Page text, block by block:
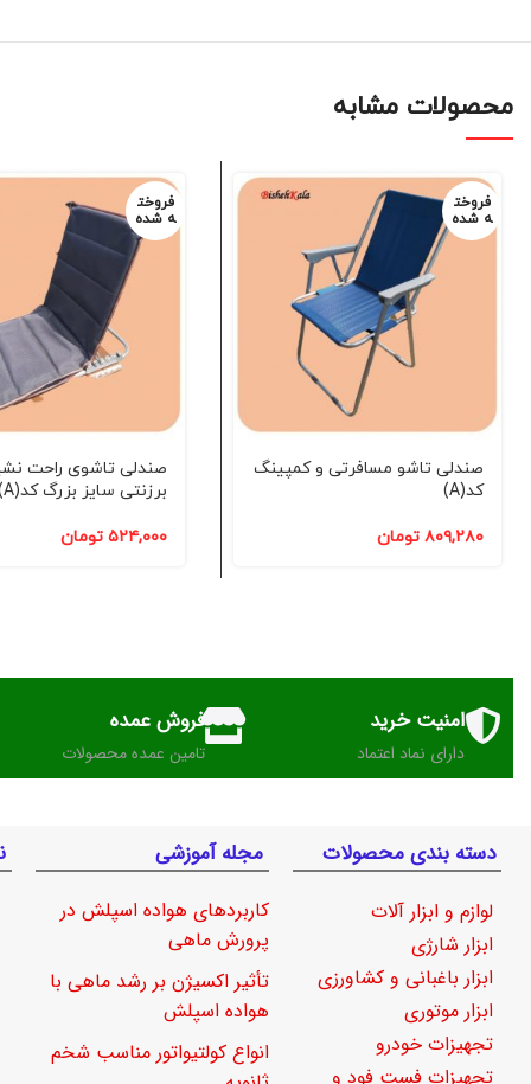
محصولات مشابه
فروخت
ه شده
صندلی تاشو مسافرتی و کمپینگ
کد(A)
۸۰۹,۲۸۰ تومان
فروخت
ه شده
صندلی تاشوی راحت
برزنتی سایز بزرگ کد(A)
۵۲۴,۰۰۰ تومان
امنیت خرید
دارای نماد اعتماد
فروش عمده
تامین عمده محصولات
دسته بندی محصولات
لوازم و ابزار آلات
ابزار شارژی
ابزار باغبانی و کشاورزی
ابزار موتوری
تجهیزات خودرو
تجهیزات فست فود و
مجله آموزشی
کاربردهای هواده اسپلش در
پرورش ماهی
تأثیر اکسیژن بر رشد ماهی با
هواده اسپلش
انواع کولتیواتور مناسب شخم